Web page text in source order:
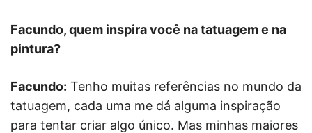
Facundo, quem inspira você na tatuagem e na
pintura?
Facundo: Tenho muitas referências no mundo da
tatuagem, cada uma me dá alguma inspiração
para tentar criar algo único. Mas minhas maiores